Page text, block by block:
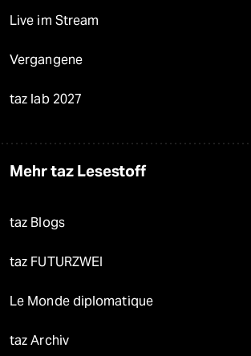
Live im Stream
Vergangene
taz lab 2027
Mehr taz Lesestoff
taz Blogs
taz FUTURZWEI
Le Monde diplomatique
taz Archiv